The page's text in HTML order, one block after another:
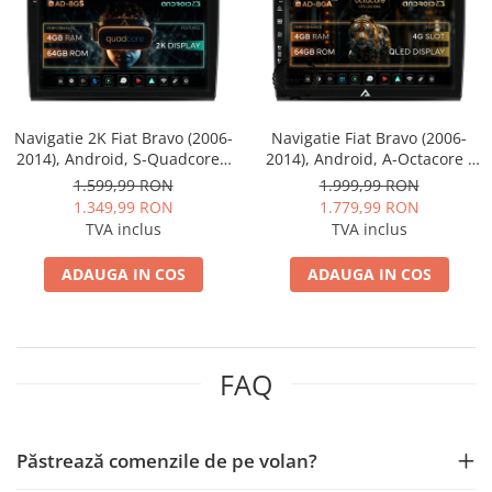
Mitsubishi
Land Rover
Mazda
Isuzu
Rame adaptoare Mazda
Rame adaptoare Kia
Rame adaptoare Alfa Romeo
Rame adaptoare Nissan
Rame adaptoare Fiat
Rame adaptoare Hyundai
Navigatie 2K Fiat Bravo (2006-
2014), Android, S-Quadcore /
4GB RAM + 64GB ROM, 9.5
Inch - AD-BGS90042K+AD-
BGRKIT356
1.599,99 RON
1.349,99 RON
TVA inclus
ADAUGA IN COS
Navigatie Fiat Bravo (2006-
2014), Android, A-Octacore /
4GB RAM + 64GB ROM, 9 Inch
- AD-BGA9004+AD-BGRKIT356
1.999,99 RON
1.779,99 RON
TVA inclus
ADAUGA IN COS
FAQ
Păstrează comenzile de pe volan?